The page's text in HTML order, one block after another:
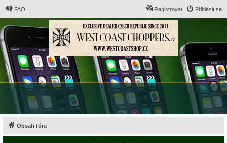
FAQ Přihlásit se
Registrovat
Obsah fóra